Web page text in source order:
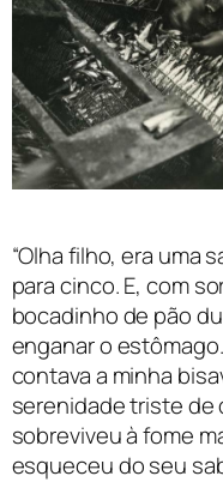
“Olha filho, era uma
para cinco. E, com
bocadinho de pão
enganar o
contava a minha
serenidade triste de
sobreviveu à fome
esqueceu do seu